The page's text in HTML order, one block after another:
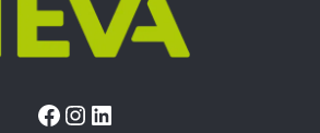
Facebook
Instagram
LinkedIn